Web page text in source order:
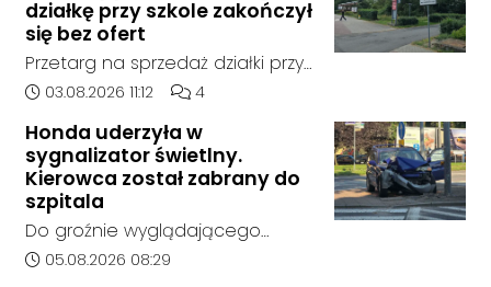
kontaktu z rodziną.
kompleksu leśnego w powiecie
raciborskim, w województwie
śląskim.
działkę przy szkole zakończył
się bez ofert
Przetarg na sprzedaż działki przy
Zespole Szkół Technicznych i
Kędzierzynie-Koźlu zakończył się
bez rozstrzygnięcia. Mimo
wcześniejszego zainteresowania
terenem ze strony sieci Dino, do
postępowania nie zgłosił się
żaden oferent.
Data dodania artykułu:
03.08.2026 11:12 Liczba komentarzy artykułu:
4
Honda uderzyła w
sygnalizator świetlny.
Kierowca został zabrany do
szpitala
Do groźnie wyglądającego
zdarzenia drogowego doszło w
Data dodania artykułu:
05.08.2026 08:29